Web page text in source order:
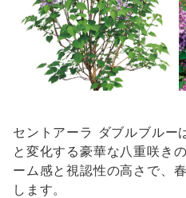
セントアーラ ダブルブルー
と変化する豪華な八重咲き
ーム感と視認性の高さで、
します。